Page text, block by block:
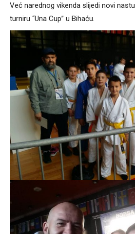
Već narednog vikenda slijedi novi
turniru “Una Cup” u Bihaću.